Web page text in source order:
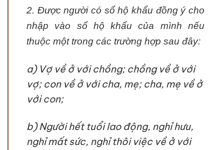
2. Được người có sổ hộ khẩu đồng ý cho
nhập vào sổ hộ khẩu của mình nếu
thuộc một trong các trường hợp sau đây:
a) Vợ về ở với chồng; chồng về ở với
vợ; con về ở với cha, mẹ; cha, mẹ về ở
với con;
b) Người hết tuổi lao động, nghỉ hưu,
nghỉ mất sức, nghỉ thôi việc về ở với